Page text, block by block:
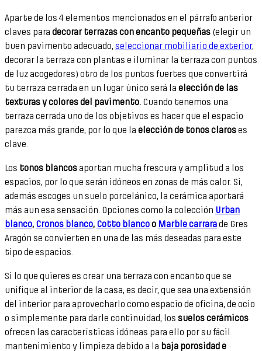
Aparte de los 4 elementos mencionados en el párrafo anterior
claves para decorar terrazas con encanto pequeñas (elegir un
buen pavimento adecuado, seleccionar mobiliario de exterior,
decorar la terraza con plantas e iluminar la terraza con puntos
de luz acogedores) otro de los puntos fuertes que convertirá
tu terraza cerrada en un lugar único será la elección de las
texturas y colores del pavimento. Cuando tenemos una
terraza cerrada uno de los objetivos es hacer que el espacio
parezca más grande, por lo que la elección de tonos claroses
clave.
Los tonos blancosaportan mucha frescura y amplitud a los
espacios, por lo que serán idóneos en zonas de más calor. Si,
además escoges un suelo porcelánico, la cerámica aportará
más aun esa sensación. Opciones como la colección Urban
blanco, Cronos blanco, Cotto blancoo Marble carrarade Gres
Aragón se convierten en una de las más deseadas para este
tipo de espacios.
Si lo que quieres es crear una terraza con encanto que se
unifique al interior de la casa, es decir, que sea una extensión
del interior para aprovecharlo como espacio de oficina, de ocio
o simplemente para darle continuidad, los suelos cerámicos
ofrecen las características idóneas para ello por su fácil
mantenimiento y limpieza debido a la baja porosidad e